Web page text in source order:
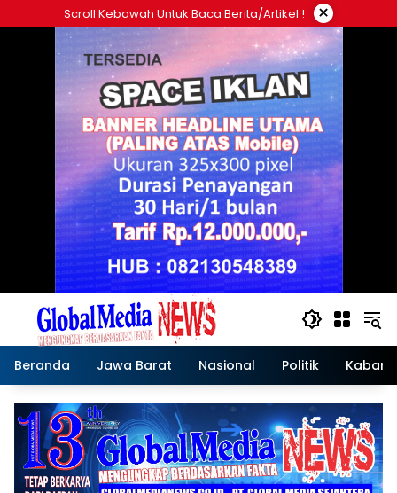
ke
Scroll Kebawah Untuk Baca Berita/artikel ! ×
Beranda Jawa Barat Nasional Politik Kabar